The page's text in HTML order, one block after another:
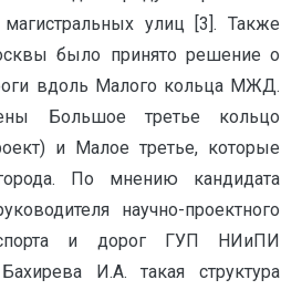
улиц [3]. Также
было принято решение о
вдоль Малого кольца МЖД.
Большое третье кольцо
и Малое третье, которые
По мнению кандидата
научно-проектного
и дорог ГУП НИиПИ
И.А. такая структура